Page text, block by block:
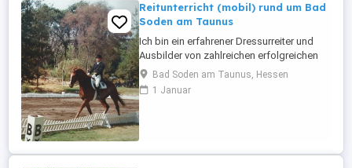
Reitunterricht (mobil) rund um Bad
Soden am Taunus
Ich bin ein erfahrener Dressurreiter und
Ausbilder von zahlreichen erfolgreichen
Dressurpferden. Besonders liegt mir eine
gesunde und schonende
Grundausbildung ohne Zwang am Pferd
...
Bad Soden am Taunus, Hessen
1 Januar